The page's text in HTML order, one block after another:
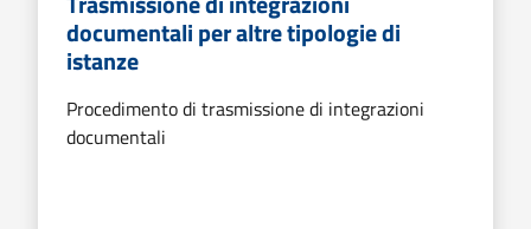
documentali per altre tipologie di
istanze
Procedimento di trasmissione di integrazioni
documentali